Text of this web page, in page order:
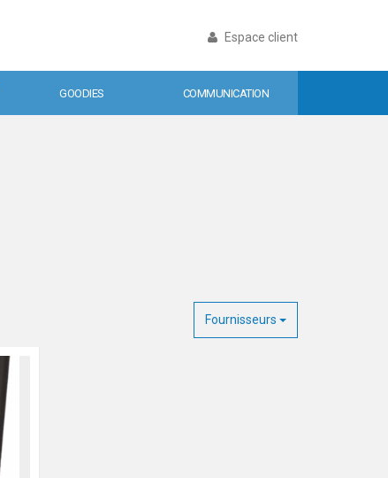
Espace client
GOODIES COMMUNICATION
Fournisseurs